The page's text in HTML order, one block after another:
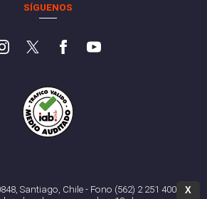
SÍGUENOS
Santiago, Chile - Fono (562) 2 251 4000
X